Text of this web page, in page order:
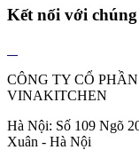
Kết nối với
CÔNG TY CỔ
VINAKITCHEN
Hà Nội: Số 109 Ngõ
Xuân - Hà Nội